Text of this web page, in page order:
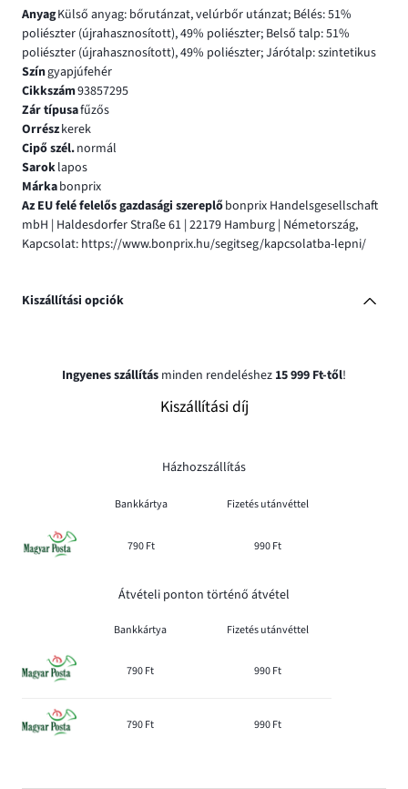
AnyagKülső anyag: bőrutánzat, velúrbőr utánzat; Bélés: 51%
poliészter (újrahasznosított), 49% poliészter; Belső talp: 51%
poliészter (újrahasznosított), 49% poliészter; Járótalp: szintetikus
Színgyapjúfehér
Cikkszám93857295
Zár típusafűzős
Orrészkerek
Cipő szél.normál
Saroklapos
Márkabonprix
Az EU felé felelős gazdasági szereplőbonprix Handelsgesellschaft
mbH | Haldesdorfer Straße 61 | 22179 Hamburg | Németország,
Kapcsolat: https://www.bonprix.hu/segitseg/kapcsolatba-lepni/
Kiszállítási opciók
Ingyenes szállítás minden rendeléshez 15 999 Ft-től!
Kiszállítási díj
Házhozszállítás
Bankkártya Fizetés utánvéttel
790 Ft 990 Ft
Átvételi ponton történő átvétel
Bankkártya Fizetés utánvéttel
790 Ft 990 Ft
790 Ft 990 Ft